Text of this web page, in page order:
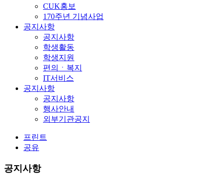
CUK홍보
170주년 기념사업
공지사항
공지사항
학생활동
학생지원
편의ㆍ복지
IT서비스
공지사항
공지사항
행사안내
외부기관공지
프린트
공유
공지사항